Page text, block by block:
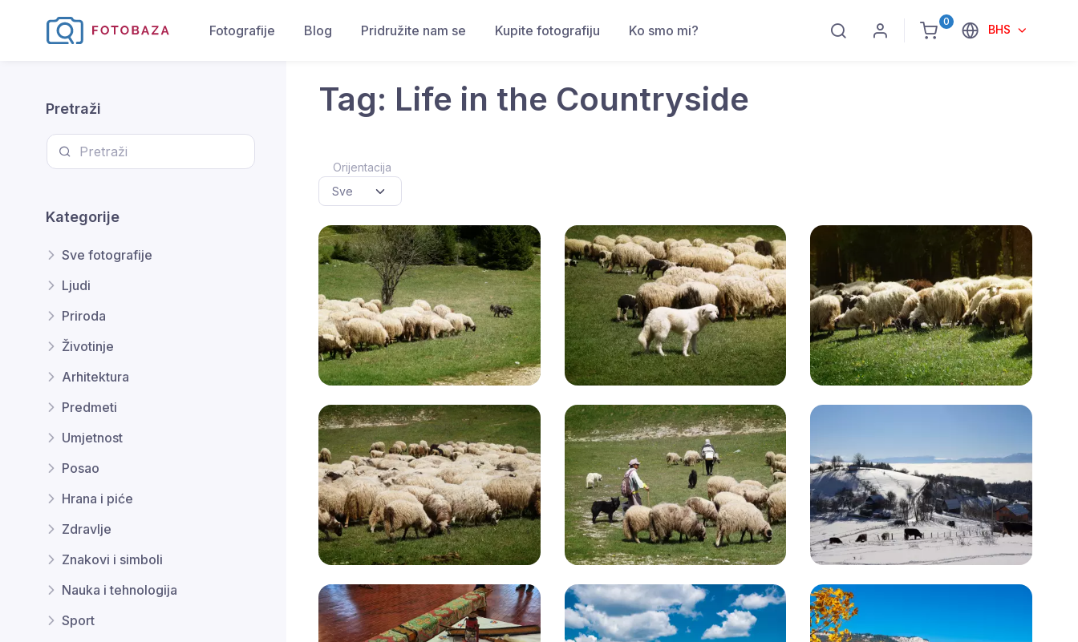
0
BHS
Fotografije Blog Pridružite nam se Kupite fotografiju Ko smo mi?
Pretraži
Kategorije
Sve fotografije
Ljudi
Priroda
Životinje
Arhitektura
Predmeti
Umjetnost
Posao
Hrana i piće
Zdravlje
Znakovi i simboli
Nauka i tehnologija
Sport
Tag: Life in the Countryside
Orijentacija